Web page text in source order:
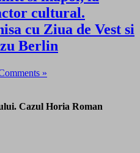
cultural.
cu Ziua de Vest si
Berlin
»
Cazul Horia Roman